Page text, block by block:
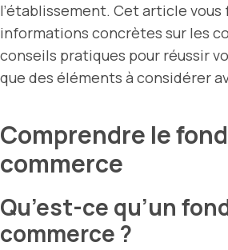
l’établissement. Cet article vous
informations concrètes sur les
conseils pratiques pour réussir
que des éléments à considérer
Comprendre le
commerce
Qu’est-ce qu’un
commerce ?